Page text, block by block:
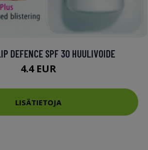
DEFENCE SPF 30 HUULIVOIDE
4.4 EUR
LISÄTIETOJA